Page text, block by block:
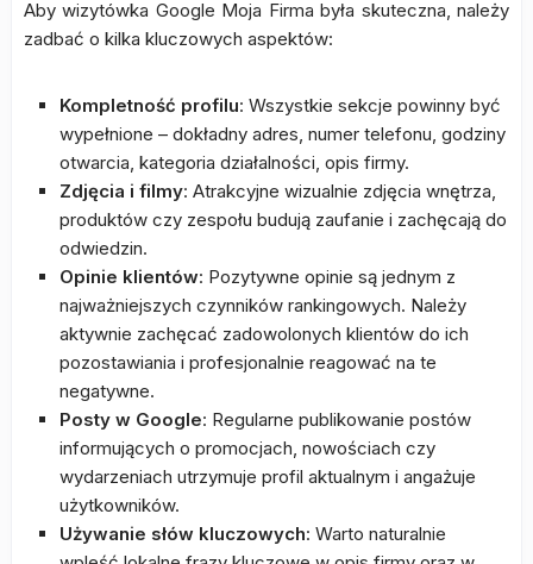
Aby wizytówka Google Moja Firma była skuteczna, należy
zadbać o kilka kluczowych aspektów:
Kompletność profilu: Wszystkie sekcje powinny być
wypełnione – dokładny adres, numer telefonu, godziny
otwarcia, kategoria działalności, opis firmy.
Zdjęcia i filmy: Atrakcyjne wizualnie zdjęcia wnętrza,
produktów czy zespołu budują zaufanie i zachęcają do
odwiedzin.
Opinie klientów: Pozytywne opinie są jednym z
najważniejszych czynników rankingowych. Należy
aktywnie zachęcać zadowolonych klientów do ich
pozostawiania i profesjonalnie reagować na te
negatywne.
Posty w Google: Regularne publikowanie postów
informujących o promocjach, nowościach czy
wydarzeniach utrzymuje profil aktualnym i angażuje
użytkowników.
Używanie słów kluczowych: Warto naturalnie